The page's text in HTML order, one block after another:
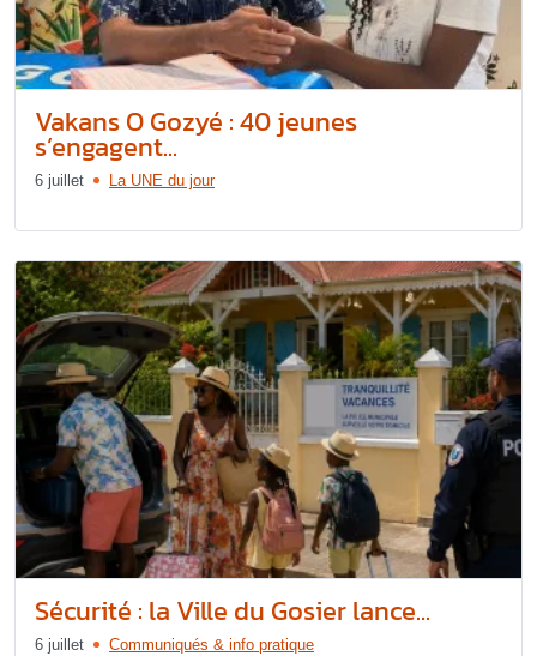
Vakans O Gozyé : 40 jeunes
s’engagent...
6 juillet La UNE du jour
Sécurité : la Ville du Gosier lance...
6 juillet Communiqués & info pratique